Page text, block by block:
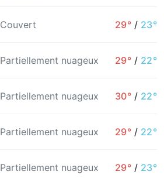
Couvert 29° / 23°
Partiellement nuageux 29° / 22°
Partiellement nuageux 30° / 22°
Partiellement nuageux 29° / 22°
Partiellement nuageux 29° / 23°